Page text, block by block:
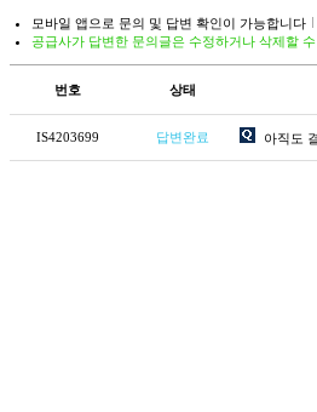
모바일 앱으로 문의 및 답변 확인이 가능합니다
공급사가 답변한 문의글은 수정하거나 삭제할 수
번호 상태
IS4203699 답변완료 아직도